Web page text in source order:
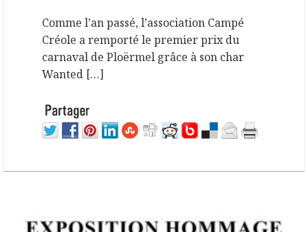
Comme l’an passé, l’association Campé
Créole a remporté le premier prix du
carnaval de Ploërmel grâce à son char
Wanted […]